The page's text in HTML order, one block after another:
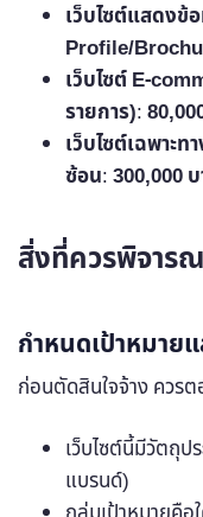
เว็บไซต์แสดงข้
Profile/
เว็บไซต์ E-
รายการ):
เว็บไซต์เฉพาะ
ซ้อน:300,000
สิ่งที่ควรพิจาร
กำหนดเป้าหมาย
ก่อนตัดสินใจจ้าง ควรต
เว็บไซต์นี้มีวัตถุป
แบรนด์)